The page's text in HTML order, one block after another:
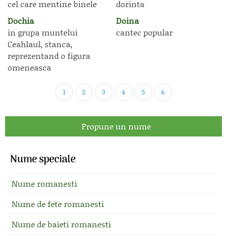
cel care mentine binele
dorinta
Dochia
in grupa muntelui
Ceahlaul, stanca,
reprezentand o figura
omeneasca
Doina
cantec popular
1 2 3 4 5 6
Propune un nume
Nume speciale
Nume romanesti
Nume de fete romanesti
Nume de baieti romanesti